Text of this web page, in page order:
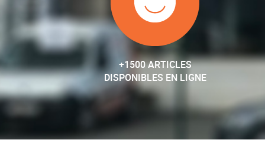
+1500 ARTICLES
DISPONIBLES EN LIGNE